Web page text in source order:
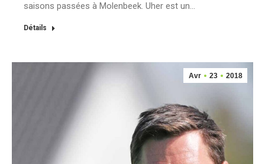
saisons passées à Molenbeek. Uher est un…
Détails
Avr 23 2018